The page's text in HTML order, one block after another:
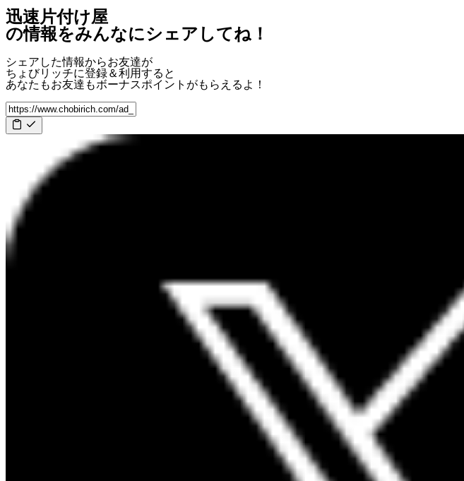
迅速片付け屋
の情報をみんなにシェアしてね！
シェアした情報からお友達が
ちょびリッチに登録＆利用すると
あなたもお友達もボーナスポイント がもらえるよ！